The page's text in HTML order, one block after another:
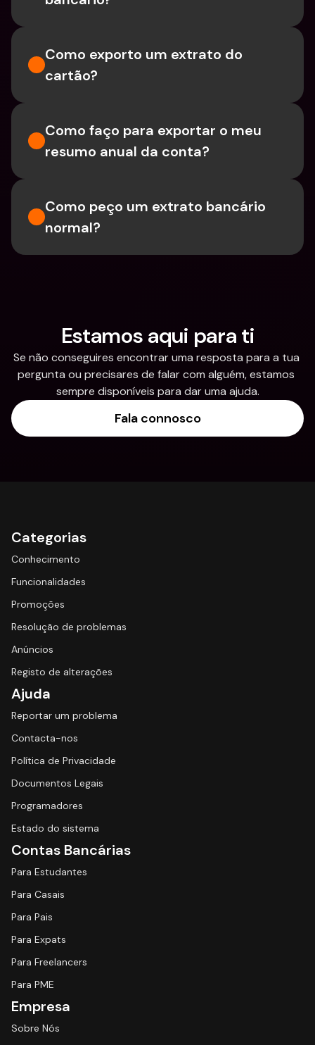
Como exporto um extrato do
cartão?
Como faço para exportar o meu
resumo anual da conta?
Como peço um extrato bancário
normal?
Estamos aqui para ti
Se não conseguires encontrar uma resposta para a tua
pergunta ou precisares de falar com alguém, estamos
sempre disponíveis para dar uma ajuda.
Fala connosco
Categorias
Conhecimento
Funcionalidades
Promoções
Resolução de problemas
Anúncios
Registo de alterações
Ajuda
Reportar um problema
Contacta-nos
Política de Privacidade
Documentos Legais
Programadores
Estado do sistema
Contas Bancárias
Para Estudantes
Para Casais
Para Pais
Para Expats
Para Freelancers
Para PME
Empresa
Sobre Nós